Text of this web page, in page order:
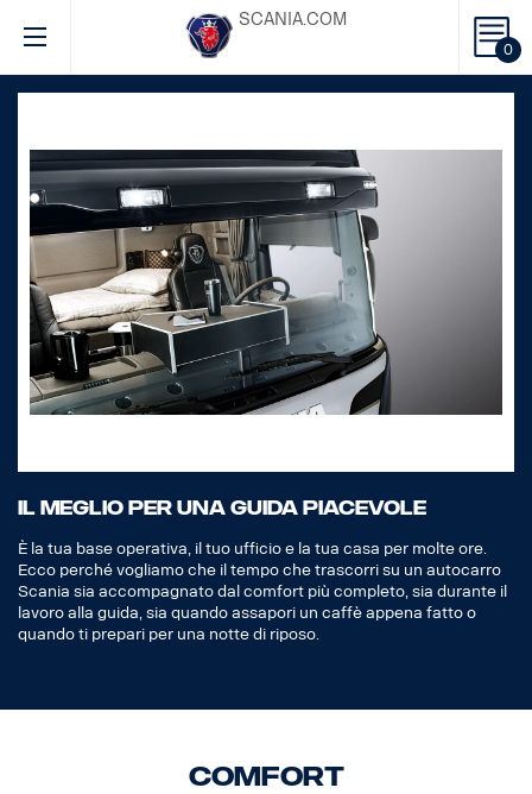
0
SCANIA.COM
IL MEGLIO PER UNA GUIDA PIACEVOLE
È la tua base operativa, il tuo ufficio e la tua casa per molte ore.
Ecco perché vogliamo che il tempo che trascorri su un autocarro
Scania sia accompagnato dal comfort più completo, sia durante il
lavoro alla guida, sia quando assapori un caffè appena fatto o
quando ti prepari per una notte di riposo.
Comfort